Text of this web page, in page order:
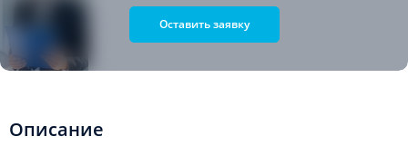
Оставить заявку
Описание